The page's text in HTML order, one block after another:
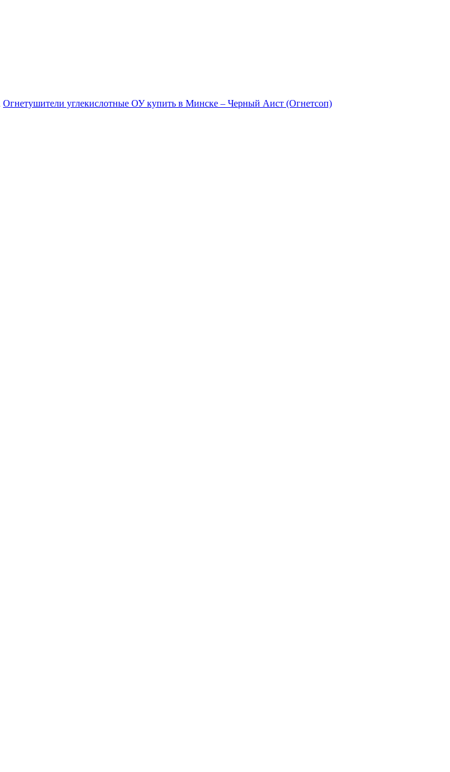
Огнетушители углекислотные ОУ купить в Минске – Черный Аист (Огнетсоп)